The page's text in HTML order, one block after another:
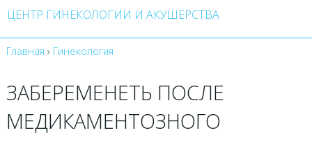
ЦЕНТР ГИНЕКОЛОГИИ И АКУШЕРСТВА
Главная › Гинекология
ЗАБЕРЕМЕНЕТЬ ПОСЛЕ
МЕДИКАМЕНТОЗНОГО